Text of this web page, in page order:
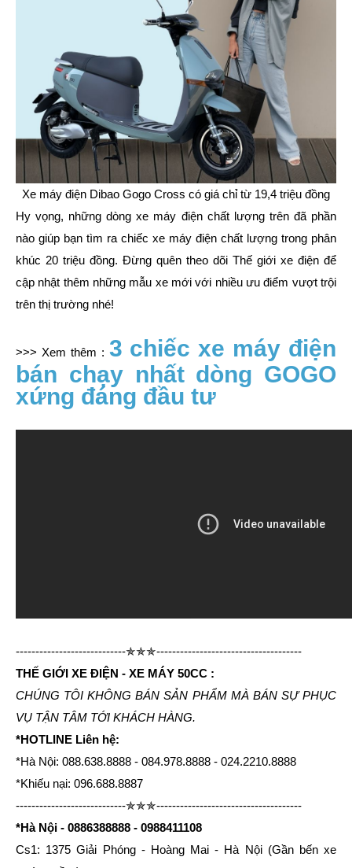
Xe máy điện Dibao Gogo Cross có giá chỉ từ 19,4 triệu đồng
Hy vọng, những dòng xe máy điện chất lượng trên đã phần
nào giúp bạn tìm ra chiếc xe máy điện chất lượng trong phân
khúc 20 triệu đồng. Đừng quên theo dõi Thế giới xe điện để
cập nhật thêm những mẫu xe mới với nhiều ưu điểm vượt trội
trên thị trường nhé!
>>> Xem thêm : 3 chiếc xe máy điện
bán chạy nhất dòng GOGO
xứng đáng đầu tư
----------------------------✯✯✯-------------------------------------
THẾ GIỚI XE ĐIỆN - XE MÁY 50CC :
CHÚNG TÔI KHÔNG BÁN SẢN PHẨM MÀ BÁN SỰ PHỤC
VỤ TẬN TÂM TỚI KHÁCH HÀNG.
*HOTLINE Liên hệ:
*Hà Nội: 088.638.8888 - 084.978.8888 - 024.2210.8888
*Khiếu nại: 096.688.8887
----------------------------✯✯✯-------------------------------------
*Hà Nội - 0886388888 - 0988411108
Cs1: 1375 Giải Phóng - Hoàng Mai - Hà Nội (Gần bến xe